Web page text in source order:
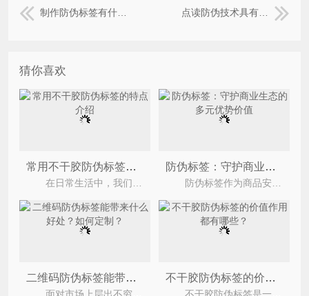
制作防伪标签有什么意义？ 点读防伪技术具有哪些特点？
猜你喜欢
常用不干胶防伪标签的特点介绍 防伪标签：守护商业生态的多元优势价值
二维码防伪标签能带来什么好处？如何定制？ 不干胶防伪标签的价值作用都有哪些？